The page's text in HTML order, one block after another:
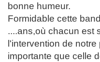
bonne humeur.
Formidable cette
....ans,où chacun est
l'intervention de
importante que celle